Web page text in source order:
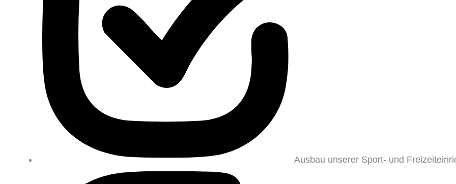
Ausbau unserer Sport- und